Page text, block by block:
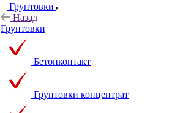
Грунтовки
Назад
Грунтовки
Бетонконтакт
Грунтовки концентрат